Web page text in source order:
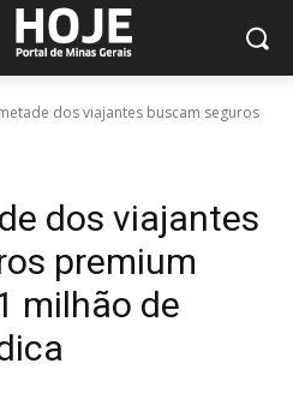
dos viajantes buscam seguros
dos viajantes
premium
milhão de